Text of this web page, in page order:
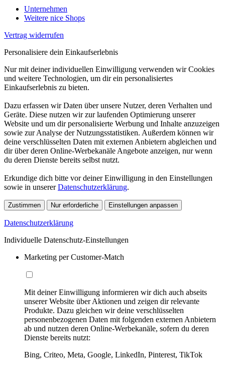
Unternehmen
Weitere nice Shops
Vertrag widerrufen
Personalisiere dein Einkaufserlebnis
Nur mit deiner individuellen Einwilligung verwenden wir Cookies
und weitere Technologien, um dir ein personalisiertes
Einkaufserlebnis zu bieten.
Dazu erfassen wir Daten über unsere Nutzer, deren Verhalten und
Geräte. Diese nutzen wir zur laufenden Optimierung unserer
Website und um dir personalisierte Werbung und Inhalte anzuzeigen
sowie zur Analyse der Nutzungsstatistiken. Außerdem können wir
deine verschlüsselten Daten mit externen Anbietern abgleichen und
dir über deren Online-Werbekanäle Angebote anzeigen, nur wenn
du deren Dienste bereits selbst nutzt.
Erkundige dich bitte vor deiner Einwilligung in den Einstellungen
sowie in unsererDatenschutzerklärung.
Zustimmen Nur erforderliche Einstellungen anpassen
Datenschutzerklärung
Individuelle Datenschutz-Einstellungen
Marketing per Customer-Match
Mit deiner Einwilligung informieren wir dich auch abseits
unserer Website über Aktionen und zeigen dir relevante
Produkte. Dazu gleichen wir deine verschlüsselten
personenbezogenen Daten mit folgenden externen Anbietern
ab und nutzen deren Online-Werbekanäle, sofern du deren
Dienste bereits nutzt:
Bing, Criteo, Meta, Google, LinkedIn, Pinterest, TikTok